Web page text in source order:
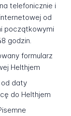
telefonicznie i
od
początkowymi
godzin.
formularz
Helthjem
daty
do Helthjem